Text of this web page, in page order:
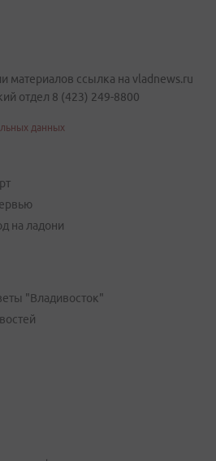
материалов ссылка на vladnews.ru
отдел 8 (423) 249-8800
данных
на ладони
"Владивосток"